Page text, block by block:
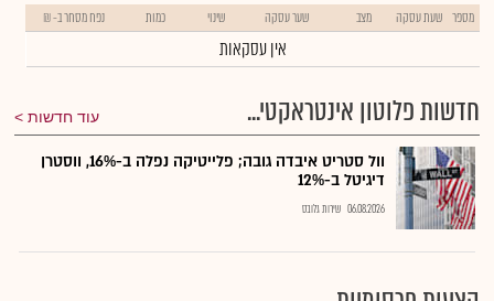
מספר שעת עסקה מצב שער עסקה שינוי כמות נפח מסחר ב- ₪
אין עסקאות
חדשות פלוטון אינטראקטי... עוד חדשות
וול סטריט איבדה גובה; פלייטיקה נפלה ב-16%, ווסטרן
דיגיטל ב-12%
06.08.2026 שירות גלובס